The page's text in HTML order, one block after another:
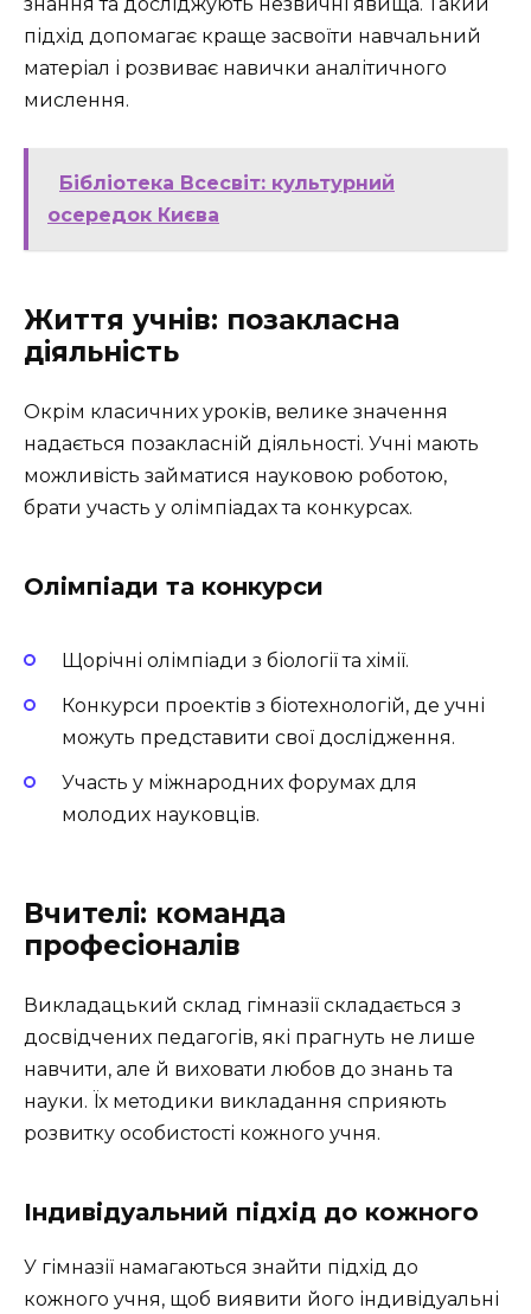
підхід допомагає краще засвоїти навчальний
матеріал і розвиває навички аналітичного
мислення.
Бібліотека Всесвіт: культурний
осередок Києва
Життя учнів: позакласна
діяльність
Окрім класичних уроків, велике значення
надається позакласній діяльності. Учні мають
можливість займатися науковою роботою,
брати участь у олімпіадах та конкурсах.
Олімпіади та конкурси
Щорічні олімпіади з біології та хімії.
Конкурси проектів з біотехнологій, де учні
можуть представити свої дослідження.
Участь у міжнародних форумах для
молодих науковців.
Вчителі: команда
професіоналів
Викладацький склад гімназії складається з
досвідчених педагогів, які прагнуть не лише
навчити, але й виховати любов до знань та
науки. Їх методики викладання сприяють
розвитку особистості кожного учня.
Індивідуальний підхід до кожного
У гімназії намагаються знайти підхід до
кожного учня, щоб виявити його індивідуальні